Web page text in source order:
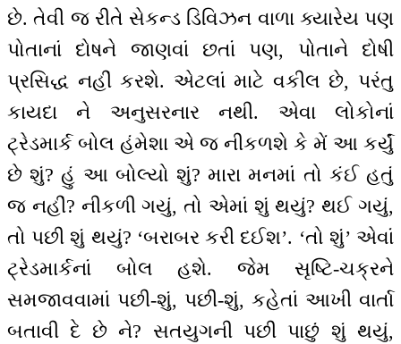
છે. તેવી જ રીતે સેકન્ડ ડિવિઝન વાળા ક્યારેય પણ
પોતાનાં દોષને જાણવાં છતાં પણ, પોતાને દોષી
પ્રસિદ્ધ નહીં કરશે. એટલાં માટે વકીલ છે, પરંતુ
કાયદા ને અનુસરનાર નથી. એવા લોકોનાં
ટ્રેડમાર્ક બોલ હંમેશા એ જ નીકળશે કે મેં આ કર્યું
છે શું? હું આ બોલ્યો શું? મારા મનમાં તો કંઈ હતું
જ નહીં? નીકળી ગયું, તો એમાં શું થયું? થઈ ગયું,
તો પછી શું થયું? ‘બરાબર કરી દઈશ’. ‘તો શું’ એવાં
ટ્રેડમાર્કનાં બોલ હશે. જેમ સૃષ્ટિ-ચક્રને
સમજાવવામાં પછી-શું, પછી-શું, કહેતાં આખી વાર્તા
બતાવી દે છે ને? સતયુગની પછી પાછું શું થયું,